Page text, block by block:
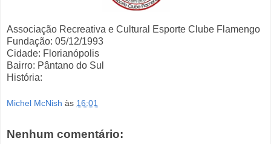
Associação Recreativa e Cultural Esporte Clube Flamengo
Fundação: 05/12/1993
Cidade: Florianópolis
Bairro: Pântano do Sul
História:
Michel McNish às 16:01
Nenhum comentário: